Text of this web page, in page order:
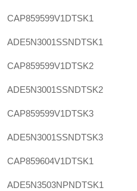
CAP859599V1DTSK1
ADE5N3001SSNDTSK1
CAP859599V1DTSK2
ADE5N3001SSNDTSK2
CAP859599V1DTSK3
ADE5N3001SSNDTSK3
CAP859604V1DTSK1
ADE5N3503NPNDTSK1